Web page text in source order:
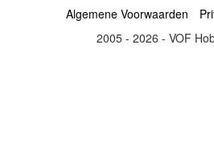
Algemene Voorwaarden
2005 - 2026 - VOF